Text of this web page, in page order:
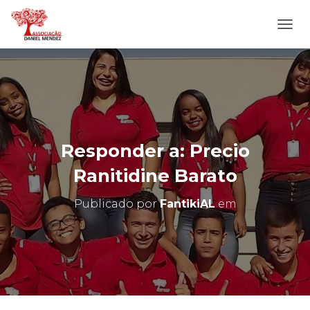
L
T
E
R
N
A
N
A
E
G
O
Responder a: Precio
Ranitidine Barato
Publicado porFantikiALem